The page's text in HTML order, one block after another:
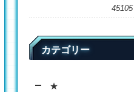
カテゴリー
★